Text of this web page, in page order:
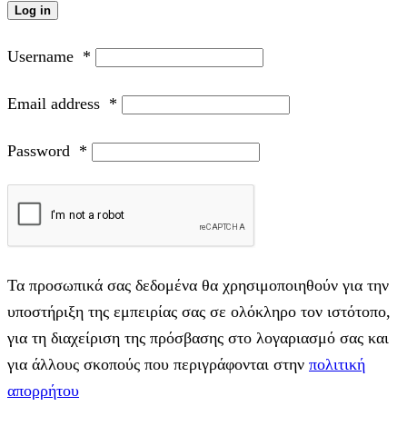
Log in
Username *
Email address *
Password *
Τα προσωπικά σας δεδομένα θα χρησιμοποιηθούν για την
υποστήριξη της εμπειρίας σας σε ολόκληρο τον ιστότοπο,
για τη διαχείριση της πρόσβασης στο λογαριασμό σας και
για άλλους σκοπούς που περιγράφονται στην πολιτική
απορρήτου